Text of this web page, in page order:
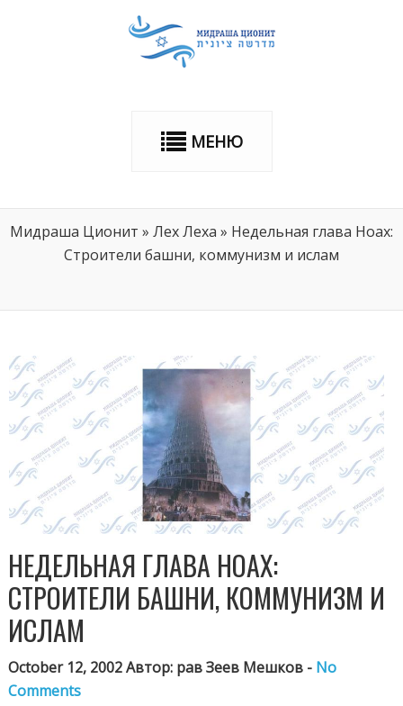
МЕНЮ
Мидраша Ционит » Лех Леха » Недельная глава Ноах:
Строители башни, коммунизм и ислам
НЕДЕЛЬНАЯ ГЛАВА НОАХ:
СТРОИТЕЛИ БАШНИ, КОММУНИЗМ И
ИСЛАМ
October 12, 2002 Автор: рав Зеев Мешков - No
Comments